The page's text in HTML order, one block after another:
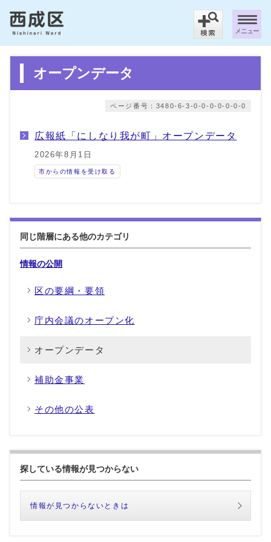
メニュー
オープンデータ
ページ番号：3480-6-3-0-0-0-0-0-0-0
広報紙「にしなり我が町」オープンデータ
2026年8月1日
市からの情報を受け取る
同じ階層にある他のカテゴリ
情報の公開
区の要綱・要領
庁内会議のオープン化
オープンデータ
補助金事業
その他の公表
探している情報が見つからない
情報が見つからないときは